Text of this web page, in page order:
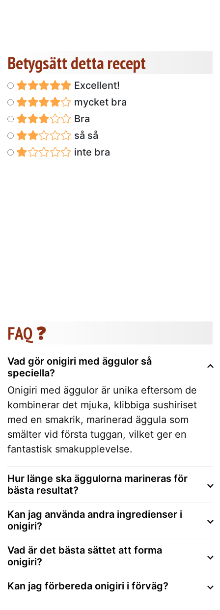
Betygsätt detta recept
Excellent!
mycket bra
Bra
så så
inte bra
FAQ ❓
Vad gör onigiri med äggulor så
speciella?
Onigiri med äggulor är unika eftersom de
kombinerar det mjuka, klibbiga sushiriset
med en smakrik, marinerad äggula som
smälter vid första tuggan, vilket ger en
fantastisk smakupplevelse.
Hur länge ska äggulorna marineras för
bästa resultat?
Kan jag använda andra ingredienser i
onigiri?
Vad är det bästa sättet att forma
onigiri?
Kan jag förbereda onigiri i förväg?